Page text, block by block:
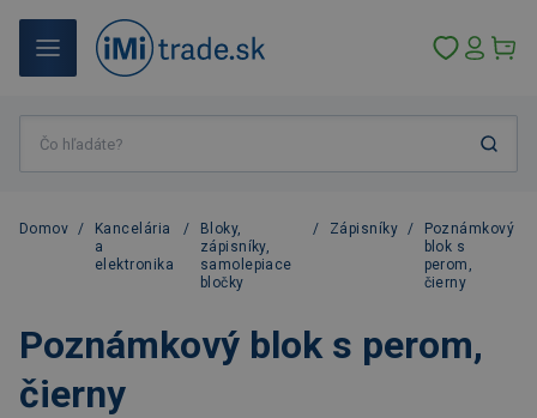
Domov /
Kancelária
a
elektronika
/
Bloky,
zápisníky,
samolepiace
bločky
/ Zápisníky /
Poznámkový
blok s
perom,
čierny
Poznámkový blok s perom,
čierny